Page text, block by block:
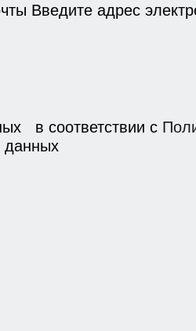
Введите адрес
в соответствии с
данных